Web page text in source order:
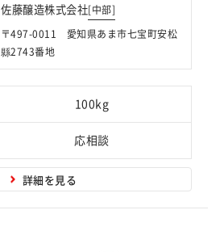
佐藤醸造株式会社[中部]
〒497-0011 愛知県あま市七宝町安松
縣2743番地
100kg
応相談
詳細を見る